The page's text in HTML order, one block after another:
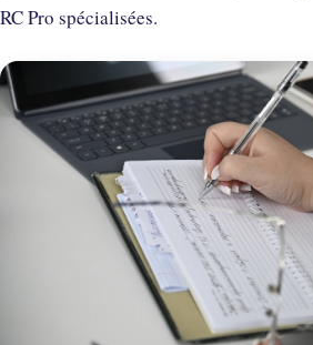
RC Pro spécialisées.